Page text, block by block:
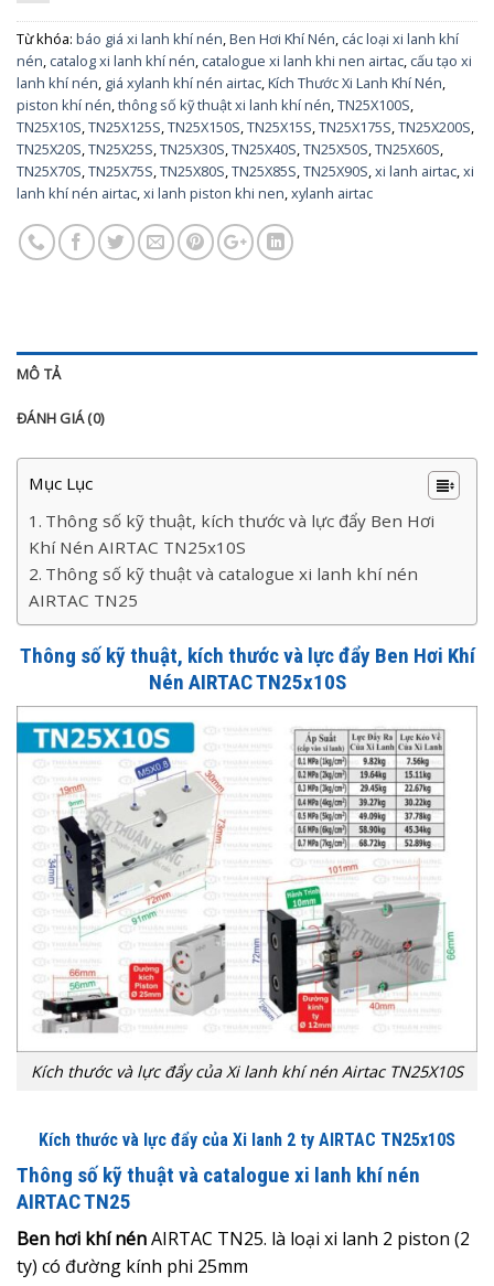
Từ khóa: báo giá xi lanh khí nén,Ben Hơi Khí Nén, các loại xi lanh khí
nén, catalog xi lanh khí nén, catalogue xi lanh khi nen airtac, cấu tạo xi
lanh khí nén, giá xylanh khí nén airtac,Kích Thước Xi Lanh Khí Nén,
piston khí nén,thông số kỹ thuật xi lanh khí nén,TN25X100S,
TN25X10S,TN25X125S,TN25X150S,TN25X15S,TN25X175S,TN25X200S,
TN25X20S,TN25X25S,TN25X30S,TN25X40S,TN25X50S,TN25X60S,
TN25X70S,TN25X75S,TN25X80S,TN25X85S,TN25X90S,xi lanh airtac,xi
lanh khí nén airtac,xi lanh piston khi nen,xylanh airtac
MÔ TẢ
ĐÁNH GIÁ (0)
Mục Lục
Thông số kỹ thuật, kích thước và lực đẩy Ben Hơi
Khí Nén AIRTAC TN25x10S
Thông số kỹ thuật và catalogue xi lanh khí nén
AIRTAC TN25
Thông số kỹ thuật, kích thước và lực đẩy Ben Hơi Khí
Nén AIRTAC TN25x10S
Kích thước và lực đẩy của Xi lanh khí nén Airtac TN25X10S
Kích thước và lực đẩy của Xi lanh 2 ty AIRTAC TN25x10S
Thông số kỹ thuật và catalogue xi lanh khí nén
AIRTAC TN25
Ben hơi khí nénAIRTAC TN25. là loại xi lanh 2 piston (2
ty) có đường kính phi 25mm